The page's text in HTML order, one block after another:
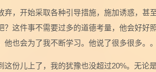
弃，开始采取各种引导措施，施加诱惑，甚
？这件事不需要过多的道德考量，他会好好
他也会为了我不断学习。他说了很多很多。。
这份儿上了，我的犹豫也没超过20%。无论